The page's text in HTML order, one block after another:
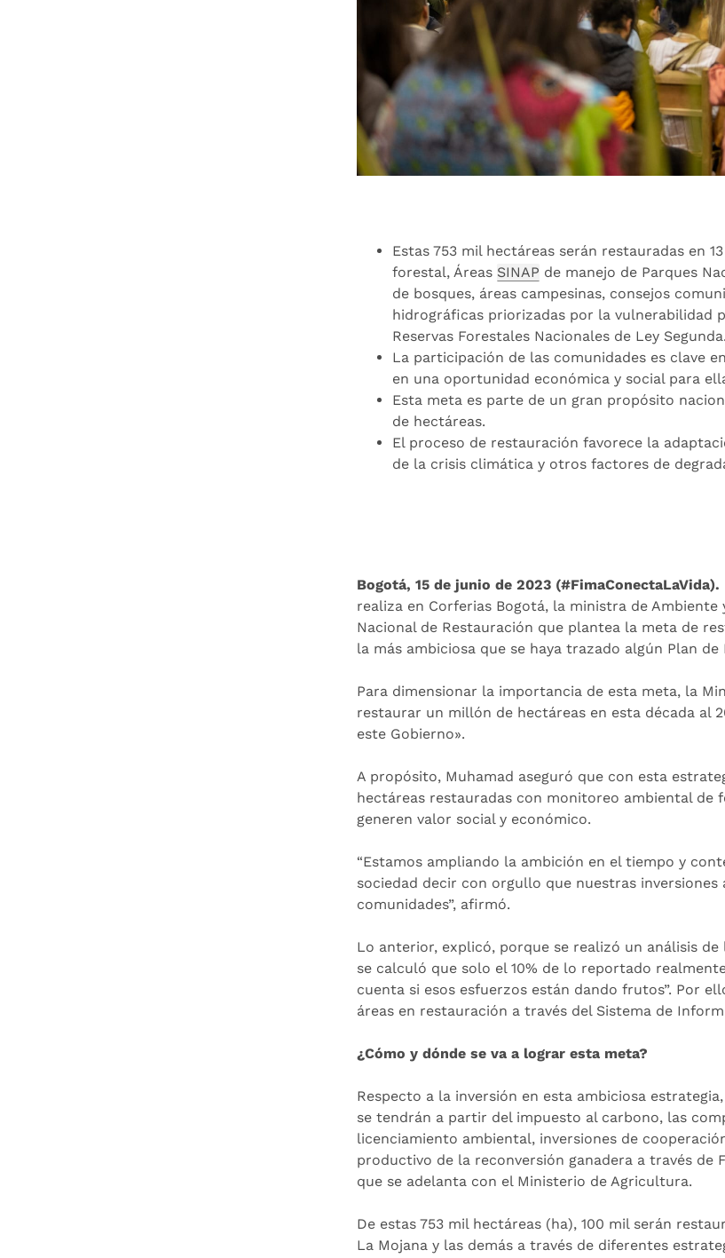
Estas 753 mil hectáreas serán restauradas en
forestal, Áreas SINAP de manejo de Parques
de bosques, áreas campesinas, consejos
hidrográficas priorizadas por la vulnerabilidad
Reservas Forestales Nacionales de Ley Segunda.
La participación de las comunidades es clave
en una oportunidad económica y social para
Esta meta es parte de un gran propósito
de hectáreas.
El proceso de restauración favorece la
de la crisis climática y otros factores de
Bogotá, 15 de junio de 2023 (#FimaConectaLaVida).
realiza en Corferias Bogotá, la ministra de
Nacional de Restauración que plantea la meta de
la más ambiciosa que se haya trazado algún Plan de
Para dimensionar la importancia de esta meta, la
restaurar un millón de hectáreas en esta década al
este Gobierno».
A propósito, Muhamad aseguró que con esta
hectáreas restauradas con monitoreo ambiental de
generen valor social y económico.
“Estamos ampliando la ambición en el tiempo y
sociedad decir con orgullo que nuestras
comunidades”, afirmó.
Lo anterior, explicó, porque se realizó un análisis
se calculó que solo el 10% de lo reportado
cuenta si esos esfuerzos están dando frutos”. Por
áreas en restauración a través del Sistema de
¿Cómo y dónde se va a lograr esta meta?
Respecto a la inversión en esta ambiciosa
se tendrán a partir del impuesto al carbono, las
licenciamiento ambiental, inversiones de
productivo de la reconversión ganadera a través de
que se adelanta con el Ministerio de Agricultura.
De estas 753 mil hectáreas (ha), 100 mil serán
La Mojana y las demás a través de diferentes